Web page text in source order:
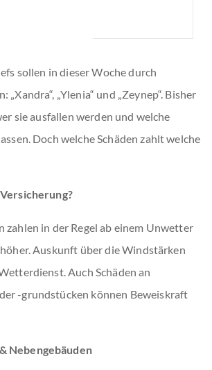
sollen in dieser Woche durch
„Xandra“, „Ylenia“ und „Zeynep“. Bisher
sie ausfallen werden und welche
Doch welche Schäden zahlt welche
zahlen in der Regel ab einem Unwetter
Auskunft über die Windstärken
Auch Schäden an
-grundstücken können Beweiskraft
Nebengebäuden